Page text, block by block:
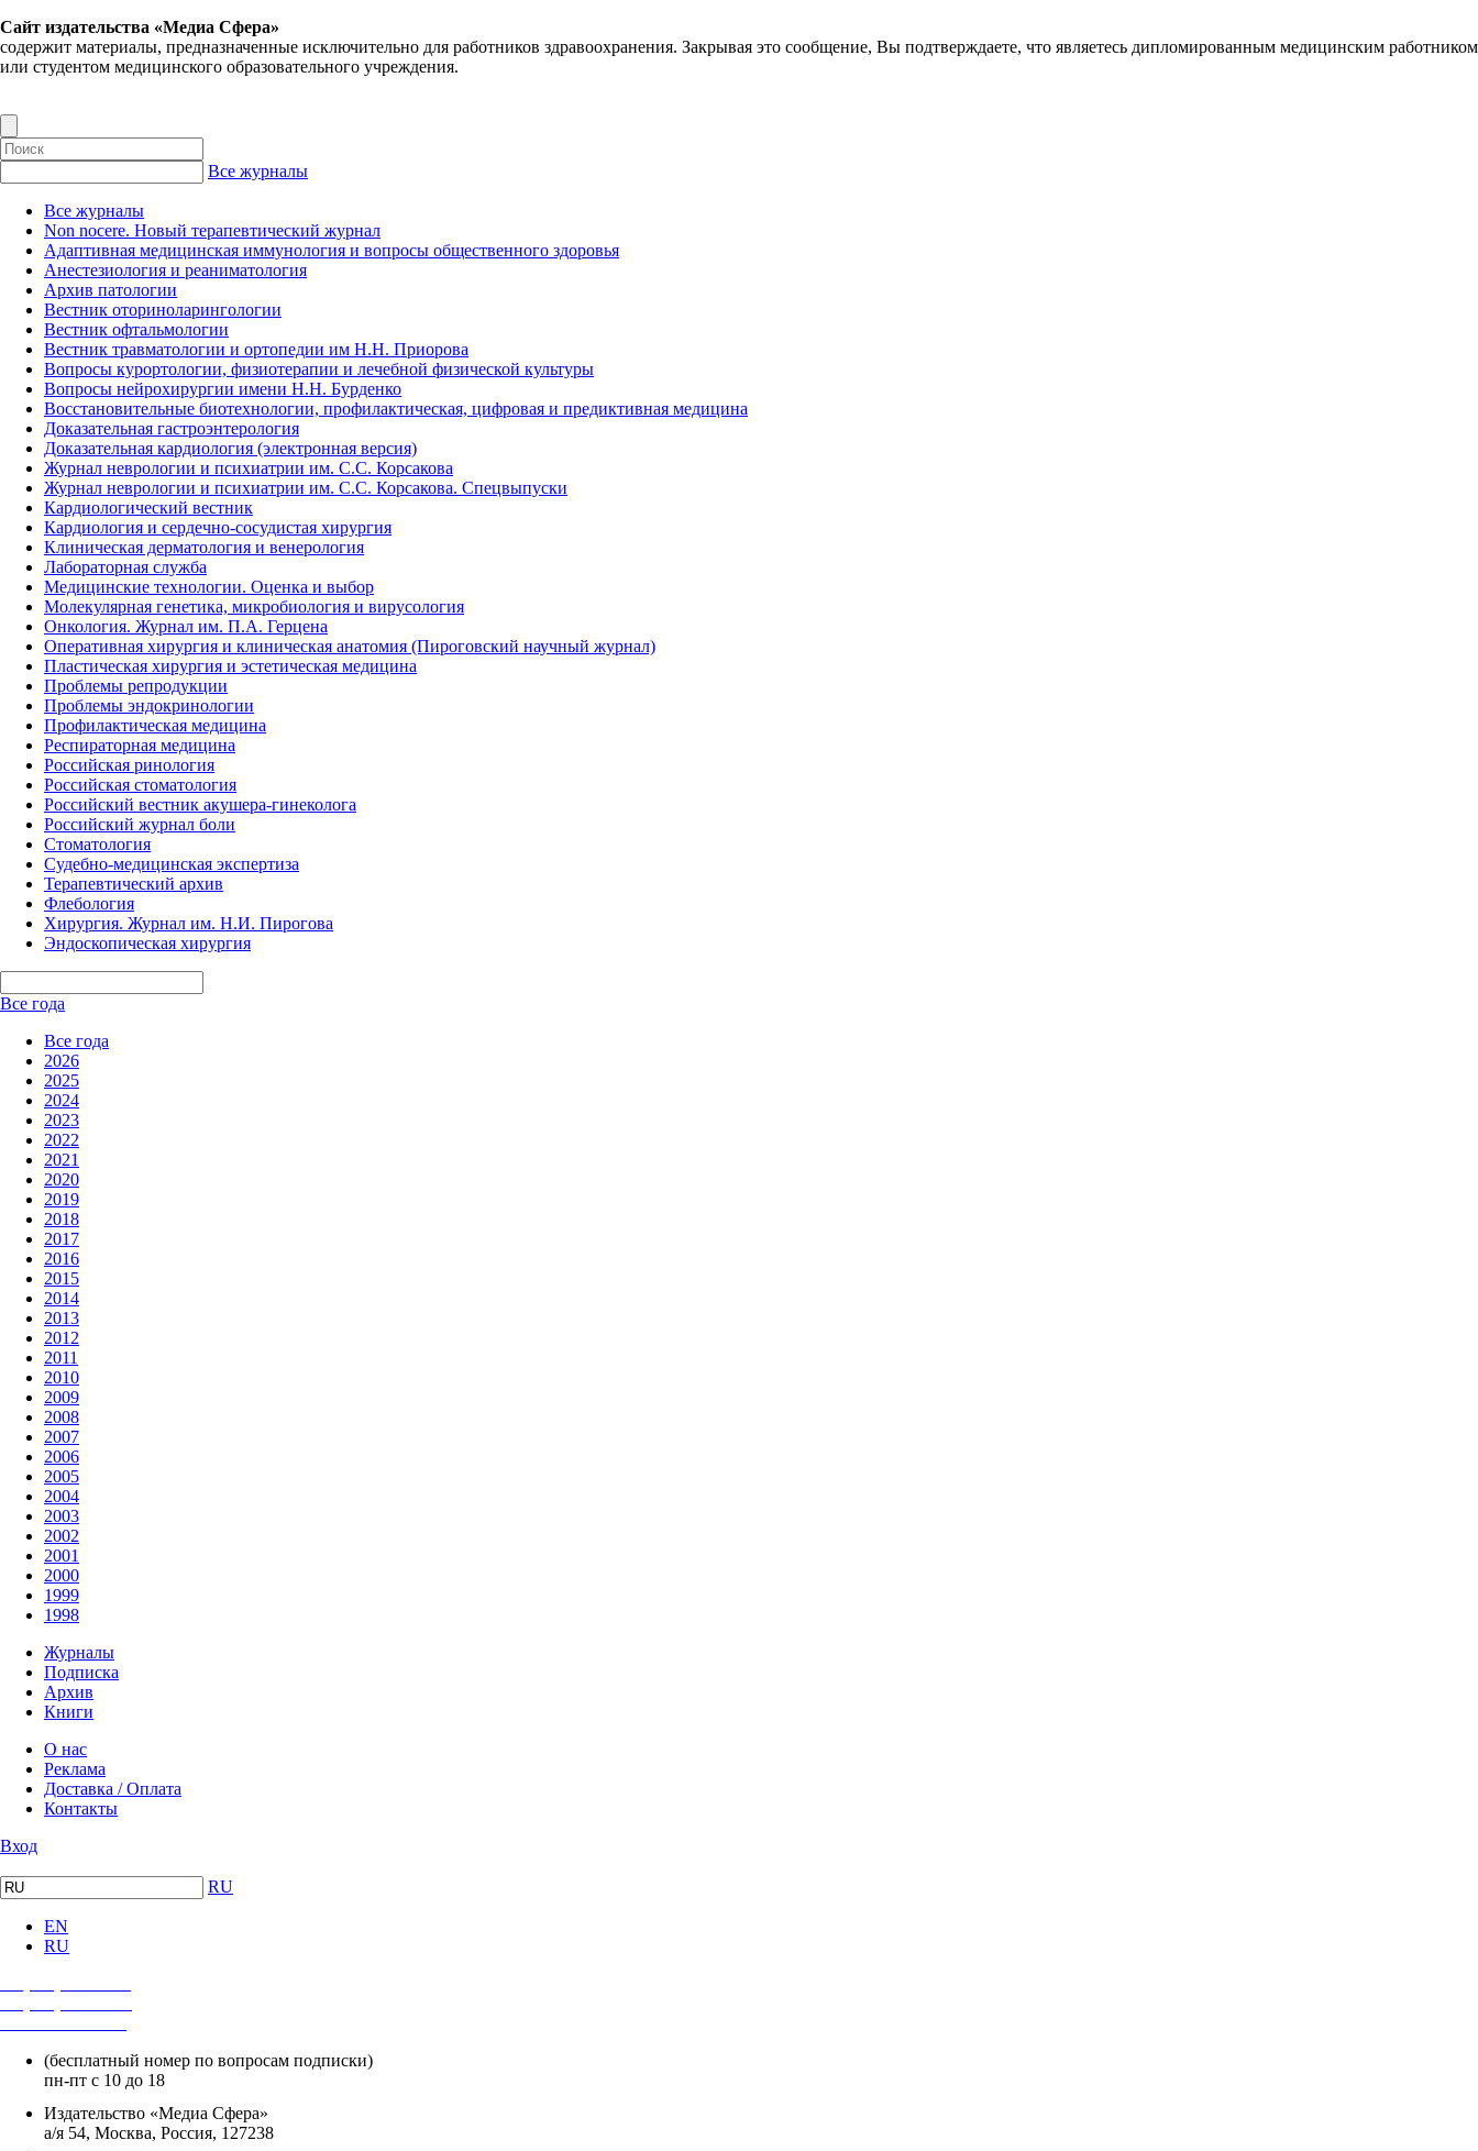
Сайт издательства «Медиа Сфера»
содержит материалы, предназначенные исключительно для работников здравоохранения. Закрывая это сообщение, Вы подтверждаете, что являетесь дипломированным медицинским работником
или студентом медицинского образовательного учреждения.
Все журналы
Все журналы
Non nocere. Новый терапевтический журнал
Адаптивная медицинская иммунология и вопросы общественного здоровья
Анестезиология и реаниматология
Архив патологии
Вестник оториноларингологии
Вестник офтальмологии
Вестник травматологии и ортопедии им Н.Н. Приорова
Вопросы курортологии, физиотерапии и лечебной физической культуры
Вопросы нейрохирургии имени Н.Н. Бурденко
Восстановительные биотехнологии, профилактическая, цифровая и предиктивная медицина
Доказательная гастроэнтерология
Доказательная кардиология (электронная версия)
Журнал неврологии и психиатрии им. С.С. Корсакова
Журнал неврологии и психиатрии им. С.С. Корсакова. Спецвыпуски
Кардиологический вестник
Кардиология и сердечно-сосудистая хирургия
Клиническая дерматология и венерология
Лабораторная служба
Медицинские технологии. Оценка и выбор
Молекулярная генетика, микробиология и вирусология
Онкология. Журнал им. П.А. Герцена
Оперативная хирургия и клиническая анатомия (Пироговский научный журнал)
Пластическая хирургия и эстетическая медицина
Проблемы репродукции
Проблемы эндокринологии
Профилактическая медицина
Респираторная медицина
Российская ринология
Российская стоматология
Российский вестник акушера-гинеколога
Российский журнал боли
Стоматология
Судебно-медицинская экспертиза
Терапевтический архив
Флебология
Хирургия. Журнал им. Н.И. Пирогова
Эндоскопическая хирургия
Все года
Все года
2026
2025
2024
2023
2022
2021
2020
2019
2018
2017
2016
2015
2014
2013
2012
2011
2010
2009
2008
2007
2006
2005
2004
2003
2002
2001
2000
1999
1998
Журналы
Подписка
Архив
Книги
О нас
Реклама
Доставка / Оплата
Контакты
Вход
RU
EN
RU
(бесплатный номер по вопросам подписки)
пн-пт с 10 до 18
Издательство «Медиа Сфера»
а/я 54, Москва, Россия, 127238